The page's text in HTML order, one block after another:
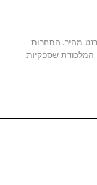
מהיר. התחרות
המלכודת שספקיות